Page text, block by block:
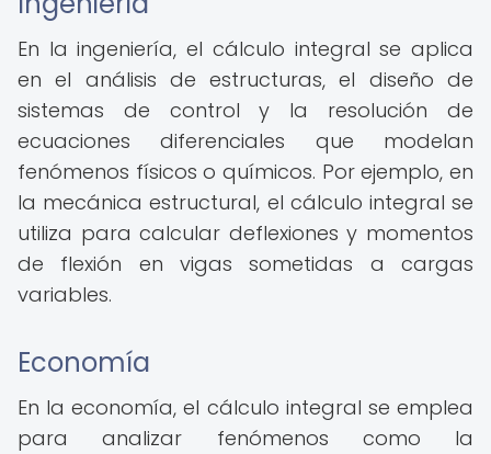
En la ingeniería, el cálculo integral se aplica
en el análisis de estructuras, el diseño de
sistemas de control y la resolución de
ecuaciones diferenciales que modelan
fenómenos físicos o químicos. Por ejemplo, en
la mecánica estructural, el cálculo integral se
utiliza para calcular deflexiones y momentos
de flexión en vigas sometidas a cargas
variables.
Economía
En la economía, el cálculo integral se emplea
para analizar fenómenos como la